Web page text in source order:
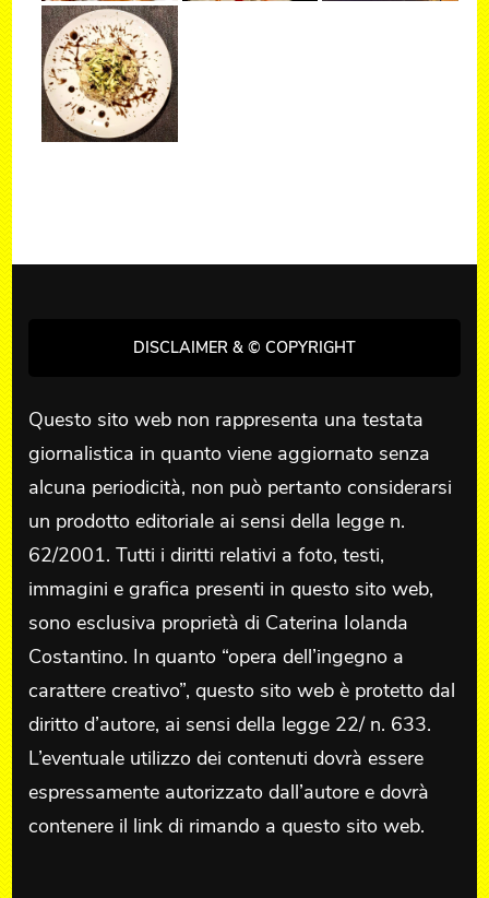
DISCLAIMER & © COPYRIGHT
Questo sito web non rappresenta una testata
giornalistica in quanto viene aggiornato senza
alcuna periodicità, non può pertanto considerarsi
un prodotto editoriale ai sensi della legge n.
62/2001. Tutti i diritti relativi a foto, testi,
immagini e grafica presenti in questo sito web,
sono esclusiva proprietà di Caterina Iolanda
Costantino. In quanto “opera dell’ingegno a
carattere creativo”, questo sito web è protetto dal
diritto d’autore, ai sensi della legge 22/ n. 633.
L’eventuale utilizzo dei contenuti dovrà essere
espressamente autorizzato dall’autore e dovrà
contenere il link di rimando a questo sito web.